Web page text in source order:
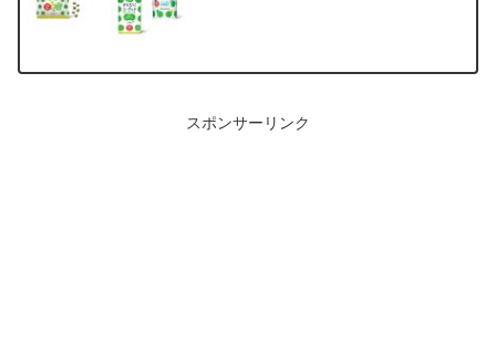
スポンサーリンク